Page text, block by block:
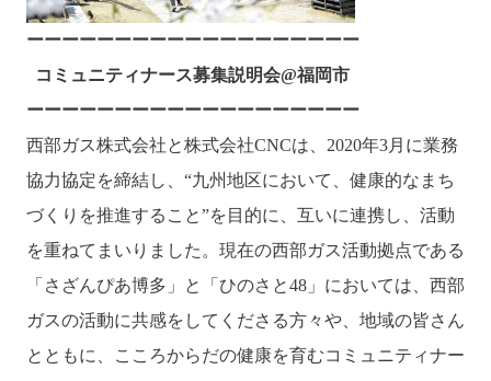
ーーーーーーーーーーーーーーーーーーー
コミュニティナース募集説明会@福岡市
ーーーーーーーーーーーーーーーーーーー
西部ガス株式会社と株式会社CNCは、2020年3月に業務
協力協定を締結し、“九州地区において、健康的なまち
づくりを推進すること”を目的に、互いに連携し、活動
を重ねてまいりました。現在の西部ガス活動拠点である
「さざんぴあ博多」と「ひのさと48」においては、西部
ガスの活動に共感をしてくださる方々や、地域の皆さん
とともに、こころからだの健康を育むコミュニティナー